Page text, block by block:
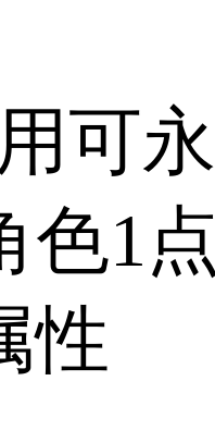
可永
色1
性